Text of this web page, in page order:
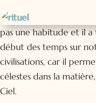
pas une habitude et il
début des temps sur
civilisations, car il
célestes dans la
Ciel.